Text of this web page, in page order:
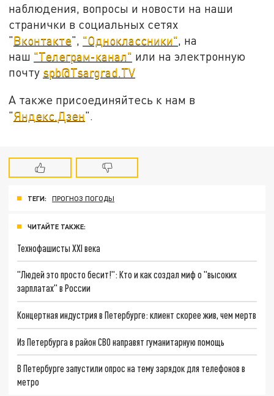
наблюдения, вопросы и новости на наши
странички в социальных сетях
"Вконтакте", "Одноклассники" , на
наш "Телеграм-канал" или на электронную
почту spb@Tsargrad.TV
А также присоединяйтесь к нам в
"Яндекс.Дзен".
ТЕГИ: ПРОГНОЗ ПОГОДЫ
ЧИТАЙТЕ ТАКЖЕ:
Технофашисты XXI века
"Людей это просто бесит!": Кто и как создал миф о "высоких
зарплатах" в России
Концертная индустрия в Петербурге: клиент скорее жив, чем мертв
Из Петербурга в район СВО направят гуманитарную помощь
В Петербурге запустили опрос на тему зарядок для телефонов в
метро